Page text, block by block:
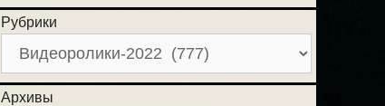
Рубрики
Архивы